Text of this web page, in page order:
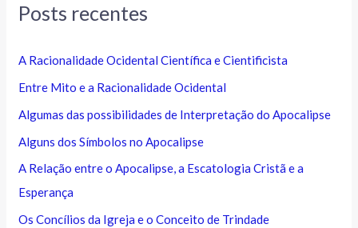
Posts recentes
A Racionalidade Ocidental Científica e Cientificista
Entre Mito e a Racionalidade Ocidental
Algumas das possibilidades de Interpretação do Apocalipse
Alguns dos Símbolos no Apocalipse
A Relação entre o Apocalipse, a Escatologia Cristã e a
Esperança
Os Concílios da Igreja e o Conceito de Trindade